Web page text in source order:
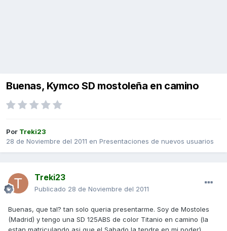
Buenas, Kymco SD mostoleña en camino
Por Treki23
28 de Noviembre del 2011 en Presentaciones de nuevos usuarios
Treki23
Publicado 28 de Noviembre del 2011
Buenas, que tal? tan solo queria presentarme. Soy de Mostoles
(Madrid) y tengo una SD 125ABS de color Titanio en camino (la